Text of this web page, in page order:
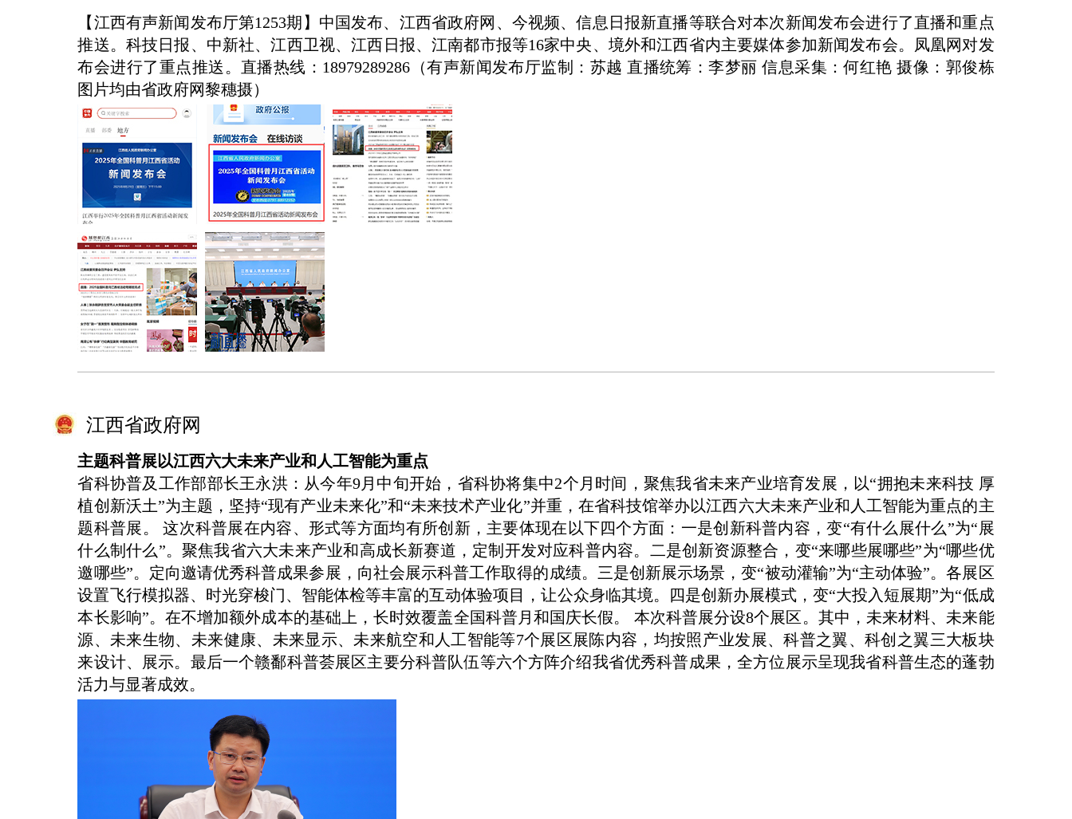
【江西有声新闻发布厅第1253期】中国发布、江西省政府网、今视频、信息日报新直播等联合对本次新闻发布会进行了直播和重点
推送。科技日报、中新社、江西卫视、江西日报、江南都市报等16家中央、境外和江西省内主要媒体参加新闻发布会。凤凰网对发
布会进行了重点推送。直播热线：18979289286（有声新闻发布厅监制：苏越 直播统筹：李梦丽 信息采集：何红艳 摄像：郭俊栋
图片均由省政府网黎穗摄）
江西省政府网
主题科普展以江西六大未来产业和人工智能为重点
省科协普及工作部部长王永洪：从今年9月中旬开始，省科协将集中2个月时间，聚焦我省未来产业培育发展，以“拥抱未来科技 厚
植创新沃土”为主题，坚持“现有产业未来化”和“未来技术产业化”并重，在省科技馆举办以江西六大未来产业和人工智能为重点的主
题科普展。 这次科普展在内容、形式等方面均有所创新，主要体现在以下四个方面：一是创新科普内容，变“有什么展什么”为“展
什么制什么”。聚焦我省六大未来产业和高成长新赛道，定制开发对应科普内容。二是创新资源整合，变“来哪些展哪些”为“哪些优
邀哪些”。定向邀请优秀科普成果参展，向社会展示科普工作取得的成绩。三是创新展示场景，变“被动灌输”为“主动体验”。各展区
设置飞行模拟器、时光穿梭门、智能体检等丰富的互动体验项目，让公众身临其境。四是创新办展模式，变“大投入短展期”为“低成
本长影响”。在不增加额外成本的基础上，长时效覆盖全国科普月和国庆长假。 本次科普展分设8个展区。其中，未来材料、未来能
源、未来生物、未来健康、未来显示、未来航空和人工智能等7个展区展陈内容，均按照产业发展、科普之翼、科创之翼三大板块
来设计、展示。最后一个赣鄱科普荟展区主要分科普队伍等六个方阵介绍我省优秀科普成果，全方位展示呈现我省科普生态的蓬勃
活力与显著成效。